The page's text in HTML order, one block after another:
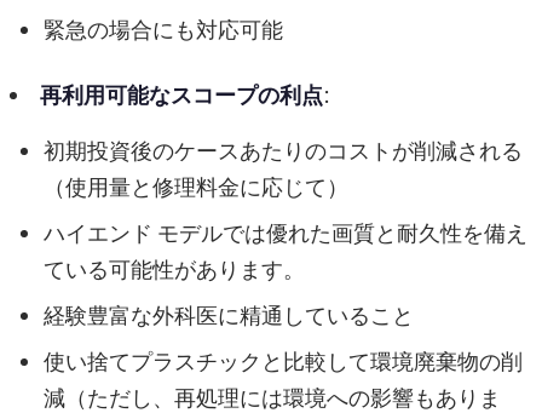
緊急の場合にも対応可能
再利用可能なスコープの利点:
初期投資後のケースあたりのコストが削減される
（使用量と修理料金に応じて）
ハイエンド モデルでは優れた画質と耐久性を備え
ている可能性があります。
経験豊富な外科医に精通していること
使い捨てプラスチックと比較して環境廃棄物の削
減（ただし、再処理には環境への影響もありま